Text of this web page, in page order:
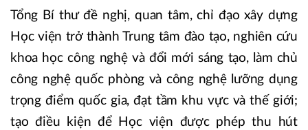
Tổng Bí thư đề nghị, quan tâm, chỉ đạo xây dựng
Học viện trở thành Trung tâm đào tạo, nghiên cứu
khoa học công nghệ và đổi mới sáng tạo, làm chủ
công nghệ quốc phòng và công nghệ lưỡng dụng
trọng điểm quốc gia, đạt tầm khu vực và thế giới;
tạo điều kiện để Học viện được phép thu hút